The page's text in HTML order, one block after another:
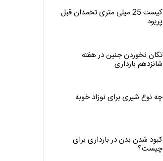
کیست 25 میلی متری تخمدان قبل
پریود
تکان نخوردن جنین در هفته
شانزدهم بارداری
چه نوع شیری برای نوزاد خوبه
کبود شدن بدن در بارداری برای
چیست؟